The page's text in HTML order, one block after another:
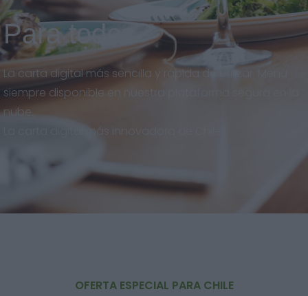
Para todos
La carta digital más sencilla y rápida de utilizar. Menú
siempre disponible en nuestra plataforma segura en la
nube.
La carta digital más innovadora de Chile.
OFERTA ESPECIAL PARA CHILE